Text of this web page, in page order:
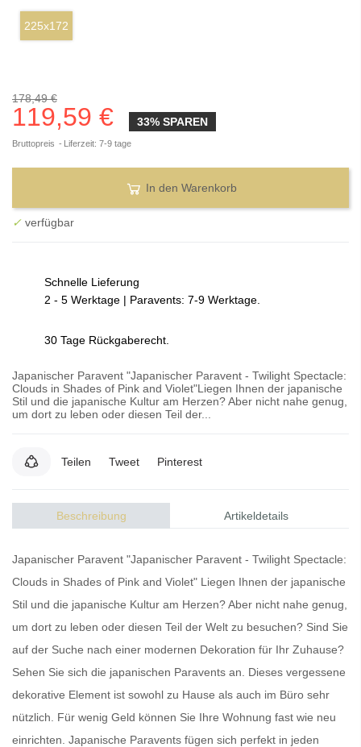
225x172
178,49 €
119,59 € 33% SPAREN
Bruttopreis Liferzeit: 7-9 tage
In den Warenkorb
✓ verfügbar
Schnelle Lieferung
2 - 5 Werktage | Paravents: 7-9 Werktage.
30 Tage Rückgaberecht.
Japanischer Paravent "Japanischer Paravent - Twilight Spectacle:
Clouds in Shades of Pink and Violet"Liegen Ihnen der japanische
Stil und die japanische Kultur am Herzen? Aber nicht nahe genug,
um dort zu leben oder diesen Teil der...
Teilen Tweet Pinterest
Beschreibung Artikeldetails
Japanischer Paravent "Japanischer Paravent - Twilight Spectacle:
Clouds in Shades of Pink and Violet" Liegen Ihnen der japanische
Stil und die japanische Kultur am Herzen? Aber nicht nahe genug,
um dort zu leben oder diesen Teil der Welt zu besuchen? Sind Sie
auf der Suche nach einer modernen Dekoration für Ihr Zuhause?
Sehen Sie sich die japanischen Paravents an. Dieses vergessene
dekorative Element ist sowohl zu Hause als auch im Büro sehr
nützlich. Für wenig Geld können Sie Ihre Wohnung fast wie neu
einrichten. Japanische Paravents fügen sich perfekt in jeden